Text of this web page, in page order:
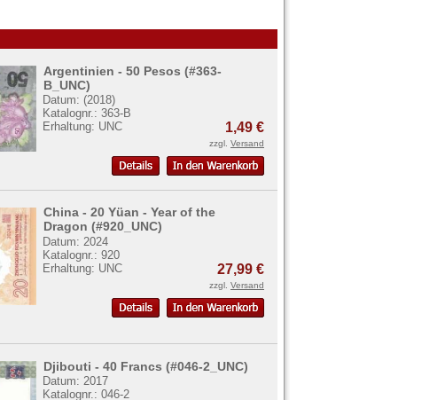
Argentinien - 50 Pesos (#363-
B_UNC)
Datum: (2018)
Katalognr.: 363-B
Erhaltung: UNC
1,49 €
zzgl. Versand
China - 20 Yüan - Year of the
Dragon (#920_UNC)
Datum: 2024
Katalognr.: 920
Erhaltung: UNC
27,99 €
zzgl. Versand
Djibouti - 40 Francs (#046-2_UNC)
Datum: 2017
Katalognr.: 046-2